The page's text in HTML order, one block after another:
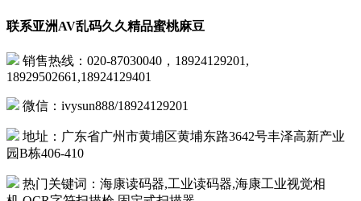
联系亚洲AV乱码久久精品蜜桃麻豆
销售热线：020-87030040，18924129201,
18929502661,18924129401
微信：ivysun888/18924129201
地址：广东省广州市黄埔区黄埔东路3642号丰泽高新产业
园B栋406-410
热门关键词：海康读码器,工业读码器,海康工业视觉相